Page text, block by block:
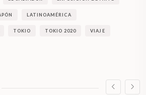
LATINOAMÉRICA
TOKIO TOKIO 2020 VIAJE